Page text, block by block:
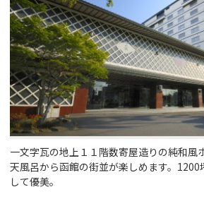
一文字瓦の地上１１階数寄屋造りの純和風
天風呂から函館の街並が楽しめます。1200
して優美。